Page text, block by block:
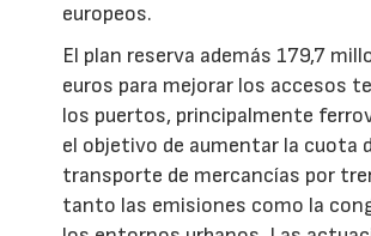
europeos.
El plan reserva además 179,7
euros para mejorar los accesos
los puertos, principalmente
el objetivo de aumentar la cuota
transporte de mercancías por
tanto las emisiones como la